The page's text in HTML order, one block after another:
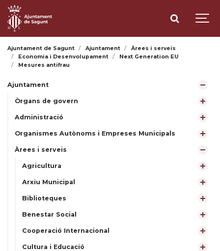
Ajuntament de Sagunt Ajuntament
Àrees i serveis
Economia i Desenvolupament
Next Generation EU
Mesures antifrau
Ajuntament
Òrgans de govern
Administració
Organismes Autònoms i Empreses Municipals
Àrees i serveis
Agricultura
Arxiu Municipal
Biblioteques
Benestar Social
Cooperació Internacional
Cultura i Educació